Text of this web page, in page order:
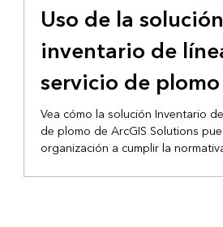
Uso de la
inventario de
servicio de plomo
Vea cómo la solución Inventario
de plomo de ArcGIS Solutions
organización a cumplir la